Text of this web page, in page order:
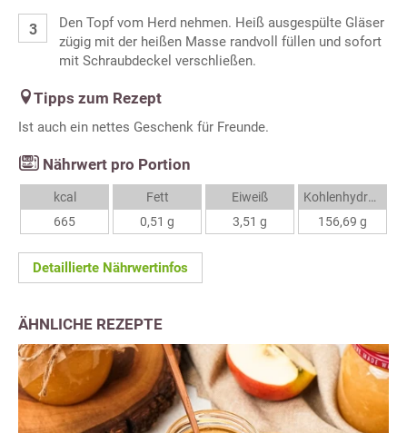
Den Topf vom Herd nehmen. Heiß ausgespülte Gläser
zügig mit der heißen Masse randvoll füllen und sofort
mit Schraubdeckel verschließen.
Tipps zum Rezept
Ist auch ein nettes Geschenk für Freunde.
Nährwert pro Portion
kcal
665
Fett
0,51 g
Eiweiß
3,51 g
Kohlenhydrate
156,69 g
Detaillierte Nährwertinfos
ÄHNLICHE REZEPTE